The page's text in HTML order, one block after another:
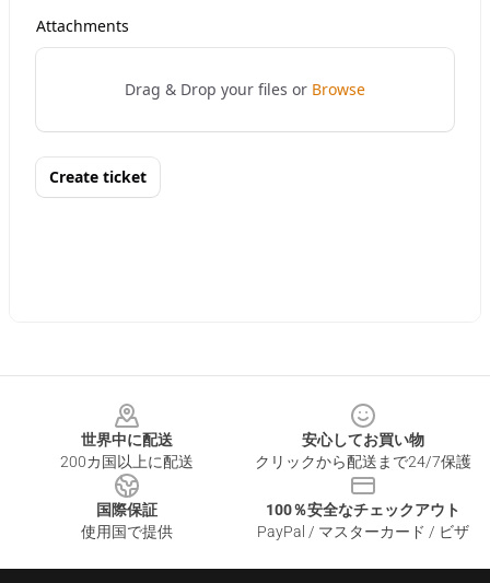
世界中に配送
200カ国以上に配送
安心してお買い物
クリックから配送まで24/7保護
国際保証
使用国で提供
100％安全なチェックアウト
PayPal / マスターカード / ビザ